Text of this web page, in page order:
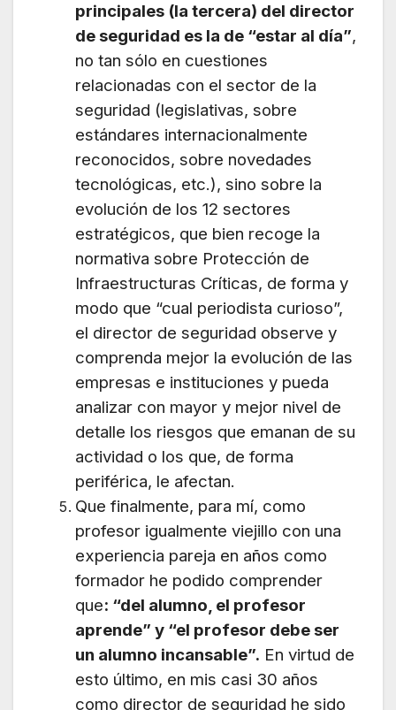
principales (la tercera) del director
de seguridad es la de “estar al día”,
no tan sólo en cuestiones
relacionadas con el sector de la
seguridad (legislativas, sobre
estándares internacionalmente
reconocidos, sobre novedades
tecnológicas, etc.), sino sobre la
evolución de los 12 sectores
estratégicos, que bien recoge la
normativa sobre Protección de
Infraestructuras Críticas, de forma y
modo que “cual periodista curioso”,
el director de seguridad observe y
comprenda mejor la evolución de las
empresas e instituciones y pueda
analizar con mayor y mejor nivel de
detalle los riesgos que emanan de su
actividad o los que, de forma
periférica, le afectan.
Que finalmente, para mí, como
profesor igualmente viejillo con una
experiencia pareja en años como
formador he podido comprender
que: “del alumno, el profesor
aprende” y “el profesor debe ser
un alumno incansable”. En virtud de
esto último, en mis casi 30 años
como director de seguridad he sido